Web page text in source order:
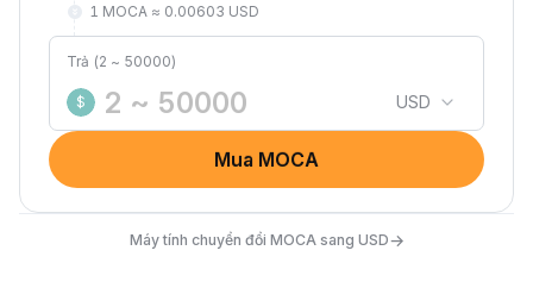
1 MOCA ≈ 0.00603 USD
Trả (2 ~ 50000)
$ USD
Mua MOCA
Máy tính chuyển đổi MOCA sang USD→